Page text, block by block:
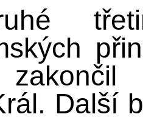
Další